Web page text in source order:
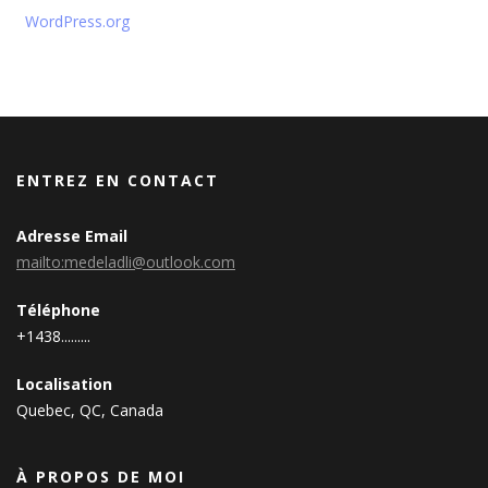
WordPress.org
ENTREZ EN CONTACT
Adresse Email
mailto:medeladli@outlook.com
Téléphone
+1438.........
Localisation
Quebec, QC, Canada
À PROPOS DE MOI